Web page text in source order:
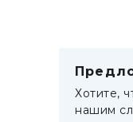
Хотите,
нашим